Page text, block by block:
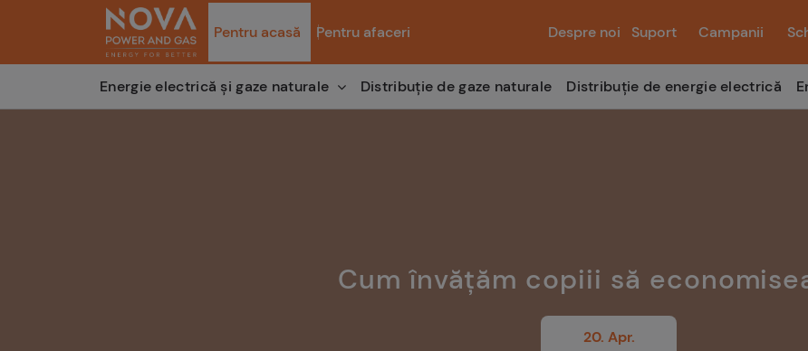
Pentru acasă Pentru afaceri Despre noi Suport Campanii
Energie electrică și gaze naturale Distribuție de gaze naturale Distribuție de energie electrică
Cum învățăm copiii să
20. Apr.